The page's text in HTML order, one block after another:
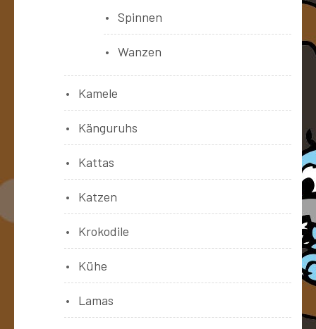
Spinnen
Wanzen
Kamele
Känguruhs
Kattas
Katzen
Krokodile
Kühe
Lamas